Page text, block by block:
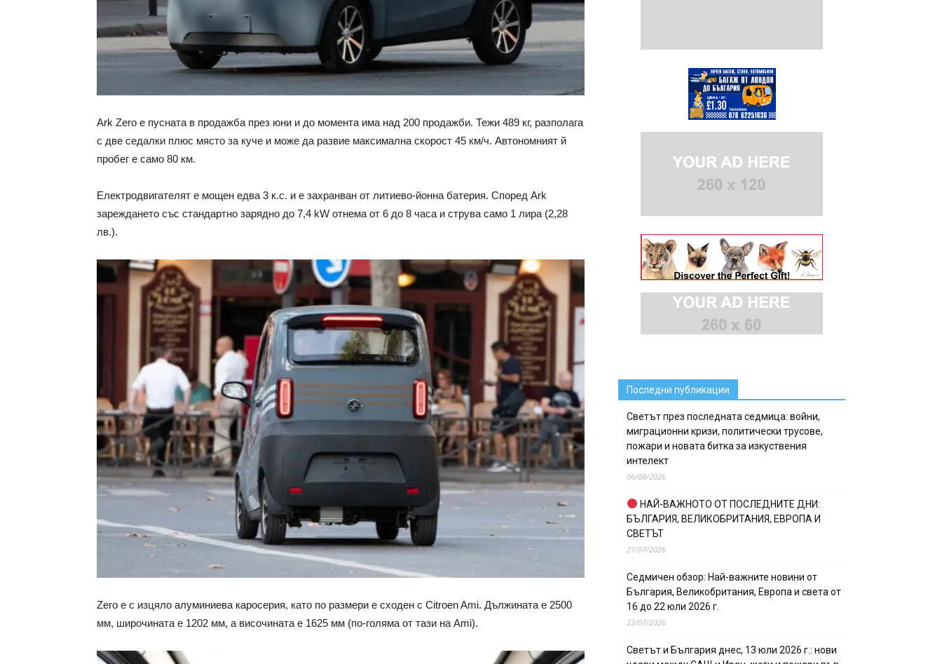
Ark Zero е пусната в продажба през юни и до момента има над 200 продажби. Тежи 489 кг, разполага
с две седалки плюс място за куче и може да развие максимална скорост 45 км/ч. Автономният й
пробег е само 80 км.
Електродвигателят е мощен едва 3 к.с. и е захранван от литиево-йонна батерия. Според Ark
зареждането със стандартно зарядно до 7,4 kW отнема от 6 до 8 часа и струва само 1 лира (2,28
лв.).
Zero е с изцяло алуминиева каросерия, като по размери е сходен с Citroen Ami. Дължината е 2500
мм, широчината е 1202 мм, а височината е 1625 мм (по-голяма от тази на Ami).
Последни публикации
Светът през последната седмица: войни,
миграционни кризи, политически трусове,
пожари и новата битка за изкуствения
интелект
06/08/2026
НАЙ-ВАЖНОТО ОТ ПОСЛЕДНИТЕ ДНИ:
БЪЛГАРИЯ, ВЕЛИКОБРИТАНИЯ, ЕВРОПА И
СВЕТЪТ
27/07/2026
Седмичен обзор: Най-важните новини от
България, Великобритания, Европа и света от
16 до 22 юли 2026 г.
22/07/2026
Светът и България днес, 13 юли 2026 г.: нови